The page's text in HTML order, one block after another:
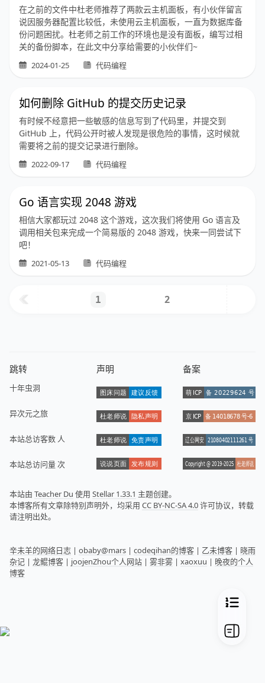
在之前的文件中杜老师推荐了两款云主机面板，有小伙伴留言
说因服务器配置比较低，未使用云主机面板，一直为数据库备
份问题困扰。杜老师之前工作的环境也是没有面板，编写过相
关的备份脚本，在此文中分享给需要的小伙伴们~
2024-01-25 代码编程
如何删除 GitHub 的提交历史记录
有时候不经意把一些敏感的信息写到了代码里，并提交到
GitHub 上，代码公开时被人发现是很危险的事情，这时候就
需要将之前的提交记录进行删除。
2022-09-17 代码编程
Go 语言实现 2048 游戏
相信大家都玩过 2048 这个游戏，这次我们将使用 Go 语言及
调用相关包来完成一个简易版的 2048 游戏，快来一同尝试下
吧！
2021-05-13 代码编程
1 2
跳转
十年虫洞
异次元之旅
本站总访客数 人
本站总访问量次
声明 备案
本站由 Teacher Du 使用 Stellar 1.33.1 主题创建。
本博客所有文章除特别声明外，均采用 CC BY-NC-SA 4.0许可协议，转载
请注明出处。
辛未羊的网络日志 | obaby@mars | codeqihan的博客 | 乙未博客 | 晓雨
杂记 | 龙鲲博客 | joojenZhou个人网站 | 雾非雾 | xaoxuu | 晚夜的个人
博客